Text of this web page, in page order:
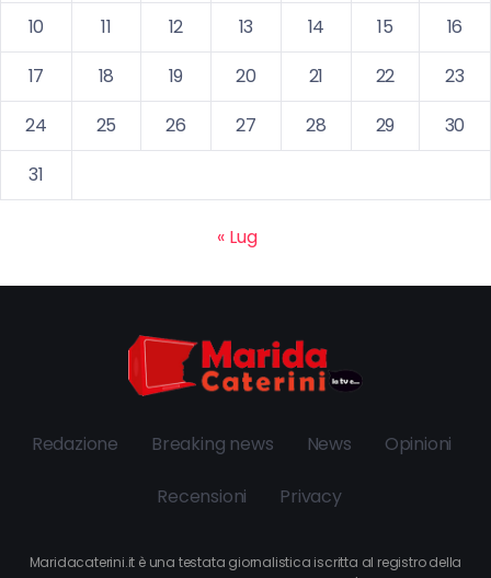
10
11 12 13 14 15
16
17
18 19 20 21 22
23
24
25 26 27 28 29
30
31
« Lug
Redazione Breaking news News Opinioni
Recensioni Privacy
Maridacaterini.it è una testata giornalistica iscritta al registro della